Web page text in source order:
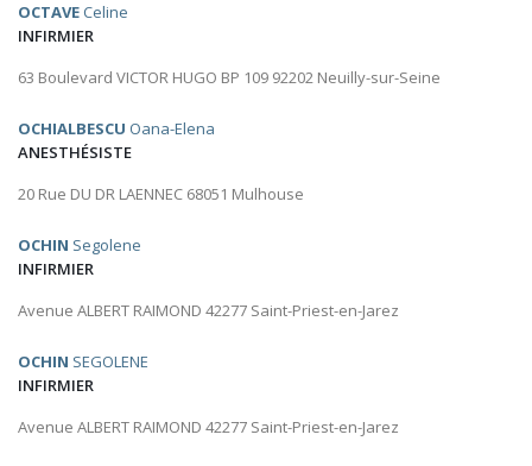
OCTAVE Celine
INFIRMIER
63 Boulevard VICTOR HUGO BP 109 92202 Neuilly-sur-Seine
OCHIALBESCU Oana-Elena
ANESTHÉSISTE
20 Rue DU DR LAENNEC 68051 Mulhouse
OCHIN Segolene
INFIRMIER
Avenue ALBERT RAIMOND 42277 Saint-Priest-en-Jarez
OCHIN SEGOLENE
INFIRMIER
Avenue ALBERT RAIMOND 42277 Saint-Priest-en-Jarez